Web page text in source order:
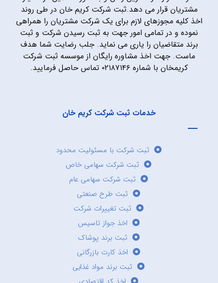
مشتریان قرار می دهد.ثبت شرکت کریم خان در طی روند
اخذ کلیه مجوزهای لازم برای یک شرکت مشتریان را همراهی
نموده و در تمامی امور جهت به ثبت رسیدن شرکت و ثبت
برند متقاضیان را یاری می نماید. جلب رضایت شما هدف
ماست. جهت اخذ مشاوره رایگان از موسسه ثبت شرکت
کریمخان با شماره ۰۲۱۸۷۱۴۶ تماس حاصل فرمایید.
خدمات ثبت شرکت کریم خان
ثبت شرکت با مسئولیت محدود
ثبت شرکت سهامی خاص
ثبت شرکت سهامی عام
ثبت طرح صنعتی
ثبت تغییرات شرکت
اخذ جواز تاسیس
ثبت برند پوشاک
اخذ کارت بازرگانی
ثبت برند مواد غذایی